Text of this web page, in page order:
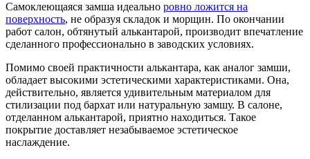
Самоклеющаяся замша идеально ровно ложится на
поверхность, не образуя складок и морщин. По окончании
работ салон, обтянутый алькантарой, производит впечатление
сделанного профессионально в заводских условиях.
Помимо своей практичности алькантара, как аналог замши,
обладает высокими эстетическими характеристиками. Она,
действительно, является удивительным материалом для
стилизации под бархат или натуральную замшу. В салоне,
отделанном алькантарой, приятно находиться. Такое
покрытие доставляет незабываемое эстетическое
наслаждение.